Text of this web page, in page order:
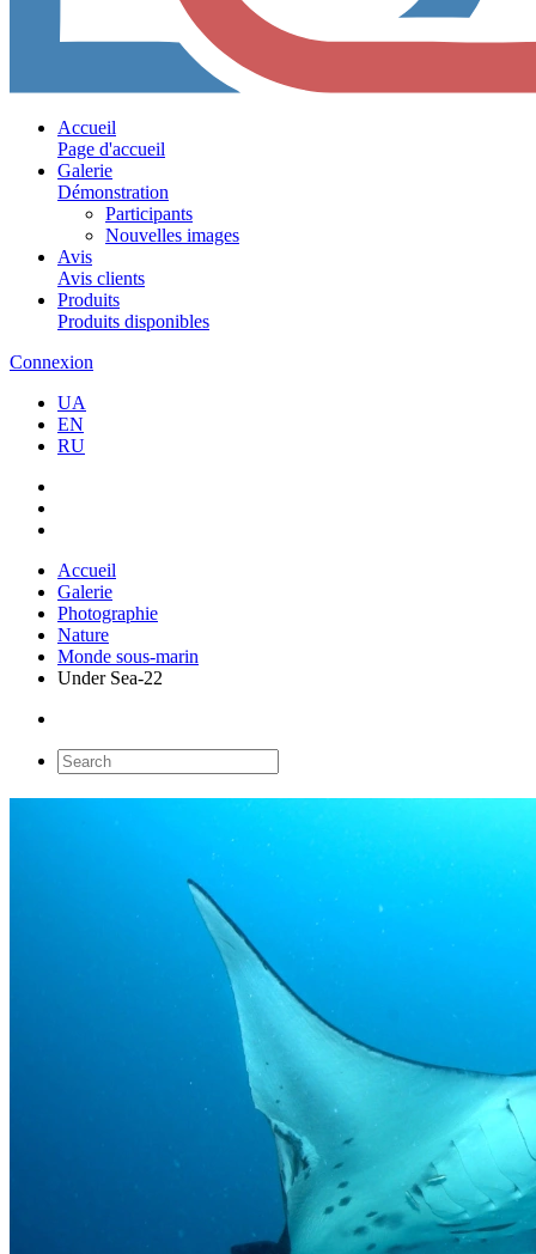
Accueil
Page d'accueil
Galerie
Démonstration
Participants
Nouvelles images
Avis
Avis clients
Produits
Produits disponibles
Connexion
UA
EN
RU
Accueil
Galerie
Photographie
Nature
Monde sous-marin
Under Sea-22